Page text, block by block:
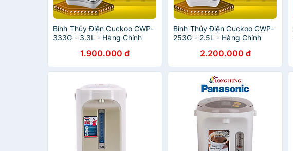
Bình Thủy Điện Cuckoo CWP-
333G - 3.3L - Hàng Chính
1.900.000 đ
Bình Thủy Điện Cuckoo CWP-
253G - 2.5L - Hàng Chính
2.200.000 đ